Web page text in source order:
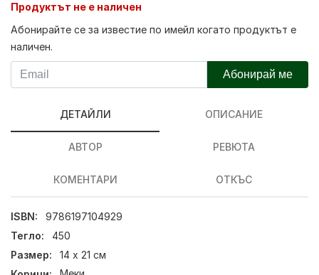
Продуктът не е наличен
Абонирайте се за известие по имейл когато продуктът е
наличен.
Абонирай ме
ДЕТАЙЛИ ОПИСАНИЕ
АВТОР РЕВЮТА
КОМЕНТАРИ ОТКЪС
ISBN:
9786197104929
Тегло:
450
Размер:
14 х 21 см